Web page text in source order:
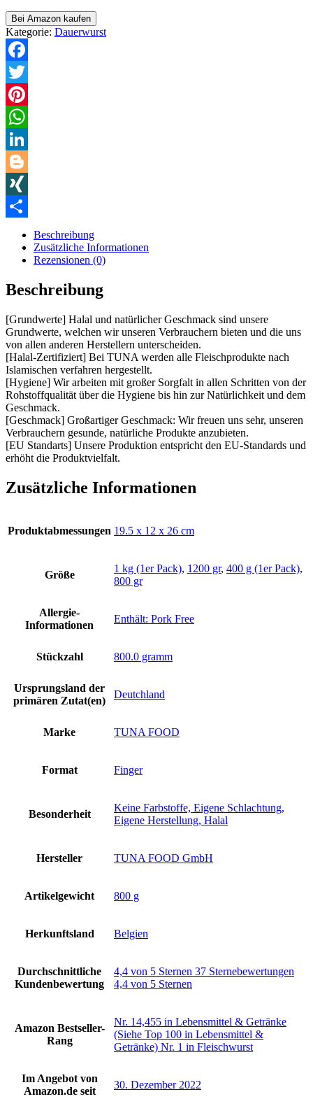
Bei Amazon kaufen
Kategorie: Dauerwurst
Facebook
Twitter
Pinterest
WhatsApp
LinkedIn
Blogger
XING
Beschreibung
Zusätzliche Informationen
Rezensionen (0)
Beschreibung
[Grundwerte] Halal und natürlicher Geschmack sind unsere
Grundwerte, welchen wir unseren Verbrauchern bieten und die uns
von allen anderen Herstellern unterscheiden.
[Halal-Zertifiziert] Bei TUNA werden alle Fleischprodukte nach
Islamischen verfahren hergestellt.
[Hygiene] Wir arbeiten mit großer Sorgfalt in allen Schritten von der
Rohstoffqualität über die Hygiene bis hin zur Natürlichkeit und dem
Geschmack.
[Geschmack] Großartiger Geschmack: Wir freuen uns sehr, unseren
Verbrauchern gesunde, natürliche Produkte anzubieten.
[EU Standarts] Unsere Produktion entspricht den EU-Standards und
erhöht die Produktvielfalt.
Zusätzliche Informationen
Produktabmessungen ‎19.5 x 12 x 26 cm
Größe
1 kg (1er Pack), 1200 gr, 400 g (1er Pack),
800 gr
Allergie-
Informationen
‎Enthält: Pork Free
Stückzahl ‎800.0 gramm
Ursprungsland der
primären Zutat(en)
‎Deutchland
Marke ‎TUNA FOOD
Format ‎Finger
Besonderheit
‎Keine Farbstoffe, Eigene Schlachtung,
Eigene Herstellung, Halal
Hersteller ‎TUNA FOOD GmbH
Artikelgewicht ‎800 g
Herkunftsland ‎Belgien
Durchschnittliche
Kundenbewertung
4,4 von 5 Sternen 37 Sternebewertungen
4,4 von 5 Sternen
Amazon Bestseller-
Rang
Nr. 14,455 in Lebensmittel & Getränke
(Siehe Top 100 in Lebensmittel &
Getränke) Nr. 1 in Fleischwurst
Im Angebot von
Amazon.de seit
30. Dezember 2022